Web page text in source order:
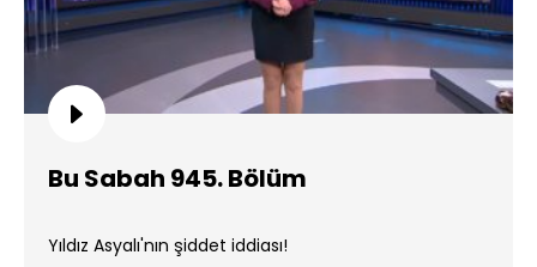
Bu Sabah 945. Bölüm
Yıldız Asyalı'nın şiddet iddiası!